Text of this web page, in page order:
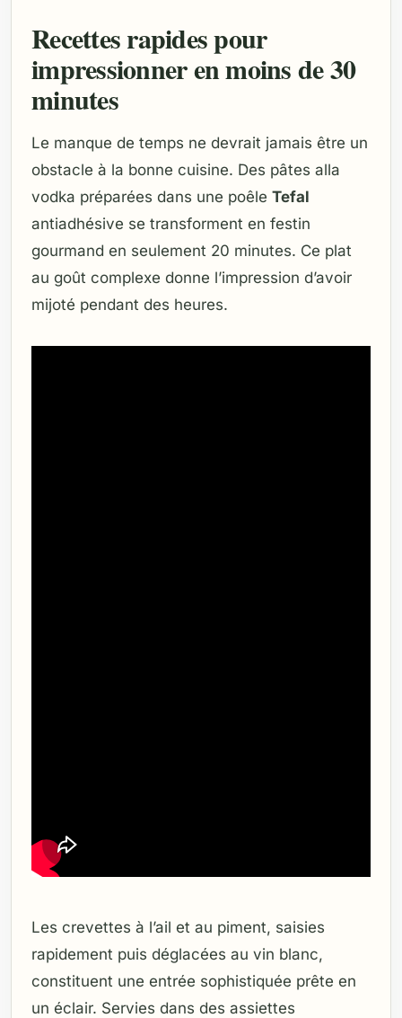
Recettes rapides pour
impressionner en moins de 30
minutes
Le manque de temps ne devrait jamais être un
obstacle à la bonne cuisine. Des pâtes alla
vodka préparées dans une poêle Tefal
antiadhésive se transforment en festin
gourmand en seulement 20 minutes. Ce plat
au goût complexe donne l’impression d’avoir
mijoté pendant des heures.
Les crevettes à l’ail et au piment, saisies
rapidement puis déglacées au vin blanc,
constituent une entrée sophistiquée prête en
un éclair. Servies dans des assiettes